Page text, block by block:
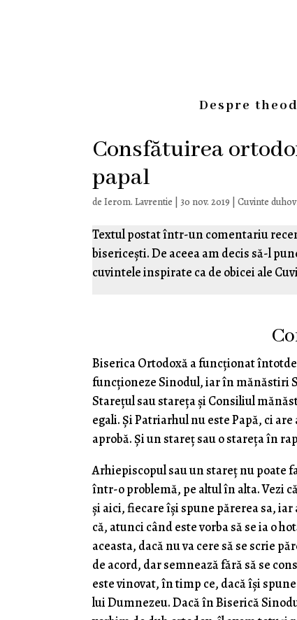
Despre
Consfătuirea
papal
de Ierom. Lavrentie 30 nov. 2019 Cuvinte
Textul postat într-un comentariu
bisericești. De aceea am decis să-l
cuvintele inspirate ca de obicei ale
Biserica Ortodoxă a funcţionat
funcţioneze Sinodul, iar în mănăstiri
Stareţul sau stareţa şi Consiliul
egali. Şi Patriarhul nu este Papă, ci
aprobă. Şi un stareţ sau o stareţa în
Arhiepiscopul sau un stareţ nu poate
într-o problemă, pe altul în alta. Vezi
şi aici, fiecare îşi spune părerea sa,
că, atunci când este vorba să se ia o
aceasta, dacă nu va cere să se scrie
de acord, dar semnează fără să se
este vinovat, în timp ce, dacă îşi
lui Dumnezeu. Dacă în Biserică